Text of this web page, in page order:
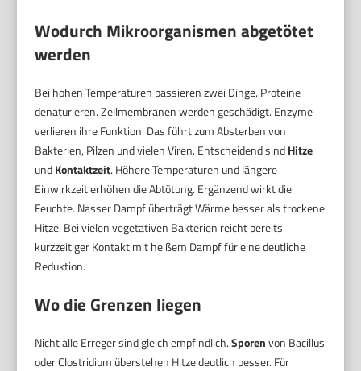
Wodurch Mikroorganismen abgetötet
werden
Bei hohen Temperaturen passieren zwei Dinge. Proteine
denaturieren. Zellmembranen werden geschädigt. Enzyme
verlieren ihre Funktion. Das führt zum Absterben von
Bakterien, Pilzen und vielen Viren. Entscheidend sindHitze
undKontaktzeit. Höhere Temperaturen und längere
Einwirkzeit erhöhen die Abtötung. Ergänzend wirkt die
Feuchte. Nasser Dampf überträgt Wärme besser als trockene
Hitze. Bei vielen vegetativen Bakterien reicht bereits
kurzzeitiger Kontakt mit heißem Dampf für eine deutliche
Reduktion.
Wo die Grenzen liegen
Nicht alle Erreger sind gleich empfindlich.Sporenvon Bacillus
oder Clostridium überstehen Hitze deutlich besser. Für